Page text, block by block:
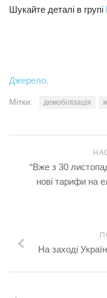
Шукайте деталі в групі
Джерело.
Мітки: демобілізація
“Вже з 30
нові тарифи на
На заході